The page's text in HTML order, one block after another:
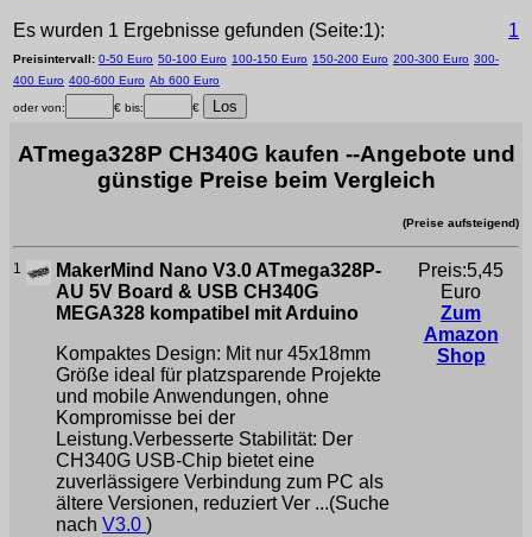
Es wurden 1 Ergebnisse gefunden (Seite:1): 1
Preisintervall: 0-50 Euro 50-100 Euro 100-150 Euro 150-200 Euro 200-300 Euro 300-
400 Euro 400-600 Euro Ab 600 Euro
oder von: € bis: €
ATmega328P CH340G kaufen --Angebote und
günstige Preise beim Vergleich
(Preise aufsteigend)
1
MakerMind Nano V3.0 ATmega328P-
AU 5V Board & USB CH340G
MEGA328 kompatibel mit Arduino
Kompaktes Design: Mit nur 45x18mm
Größe ideal für platzsparende Projekte
und mobile Anwendungen, ohne
Kompromisse bei der
Leistung.Verbesserte Stabilität: Der
CH340G USB-Chip bietet eine
zuverlässigere Verbindung zum PC als
ältere Versionen, reduziert Ver ...(Suche
nach V3.0 )
Preis:5,45
Euro
Zum
Amazon
Shop